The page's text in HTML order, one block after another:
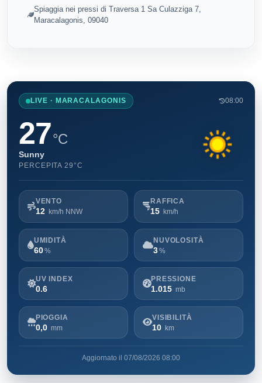
Spiaggia nei pressi di Traversa 1 Sa Culazziga 7,
Maracalagonis, 09040
LIVE · MARACALAGONIS 08:00
27°C
Sunny
PERCEPITA 29°C
VENTO
12 km/h NNW
RAFFICA
15 km/h
UMIDITÀ
60 %
NUVOLOSITÀ
3%
UV INDEX
0.6
PRESSIONE
1.015 mb
PIOGGIA
0,0 mm
VISIBILITÀ
10 km
Aggiornato il 07/08/2026 08:00